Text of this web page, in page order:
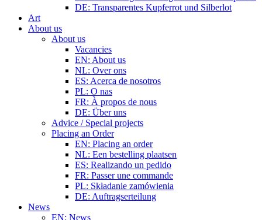
DE: Transparentes Kupferrot und Silberlot
Art
About us
About us
Vacancies
EN: About us
NL: Over ons
ES: Acerca de nosotros
PL: O nas
FR: À propos de nous
DE: Über uns
Advice / Special projects
Placing an Order
EN: Placing an order
NL: Een bestelling plaatsen
ES: Realizando un pedido
FR: Passer une commande
PL: Składanie zamówienia
DE: Auftragserteilung
News
EN: News